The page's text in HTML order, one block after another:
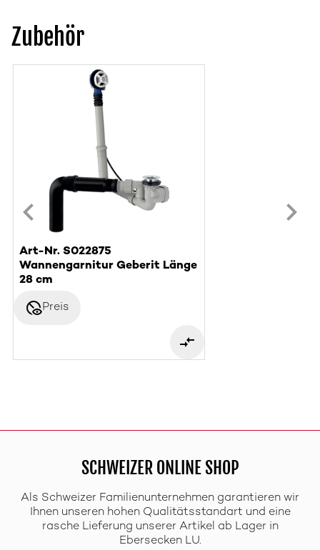
Zubehör
Art-Nr. S022875
Wannengarnitur Geberit Länge
28 cm
disabled_visiblePreis
SCHWEIZER ONLINE SHOP
Als Schweizer Familienunternehmen garantieren wir
Ihnen unseren hohen Qualitätsstandart und eine
rasche Lieferung unserer Artikel ab Lager in
Ebersecken LU.